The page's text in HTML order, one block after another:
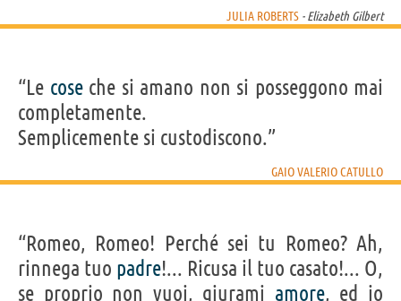
JULIA ROBERTS - Elizabeth Gilbert
“Le coseche si amano non si posseggono mai
completamente.
Semplicemente si custodiscono.”
GAIO VALERIO CATULLO
“Romeo, Romeo! Perché sei tu Romeo? Ah,
rinnega tuo padre!... Ricusa il tuo casato!... O,
se proprio non vuoi, giurami amore, ed io